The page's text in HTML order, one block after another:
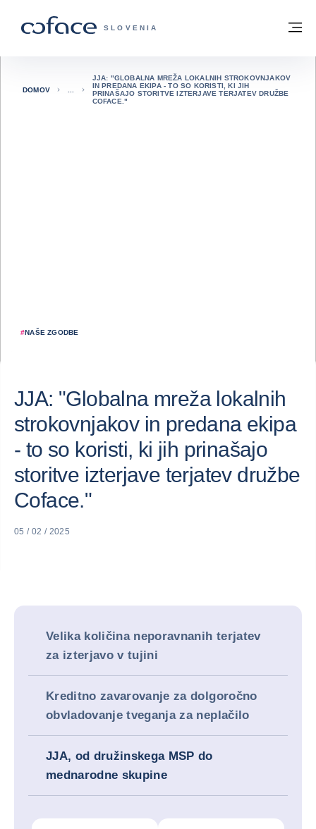
COFACE - ZAČETNA STRAN
SLOVENIA
Domov
#NAŠE ZGODBE
DOMOV
JJA: "GLOBALNA MREŽA LOKALNIH STROKOVNJAKOV
IN PREDANA EKIPA - TO SO KORISTI, KI JIH
PRINAŠAJO STORITVE IZTERJAVE TERJATEV DRUŽBE
COFACE."
JJA: "Globalna mreža lokalnih
strokovnjakov in predana ekipa
- to so koristi, ki jih prinašajo
storitve izterjave terjatev družbe
Coface."
05 / 02 / 2025
Velika količina neporavnanih terjatev
za izterjavo v tujini
Kreditno zavarovanje za dolgoročno
obvladovanje tveganja za neplačilo
JJA, od družinskega MSP do
mednarodne skupine